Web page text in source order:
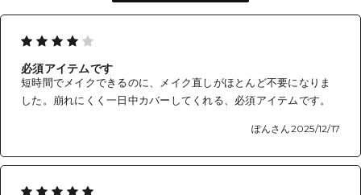
・下地不要、1品5役
日焼け止め (SPF17・PA++)・化粧下地・コンシーラー・ファン
デーション・フェイスパウダー
必須アイテムです
短時間でメイクできるのに、メイク直しがほとんど不要になりま
した。崩れにくく一日中カバーしてくれる、必須アイテムです。
ぽんさん2025/12/17